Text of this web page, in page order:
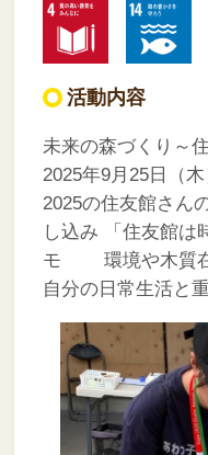
活動内容
未来の森づくり～
2025年9月25日（
2025の住友館さん
し込み 「住友館は
モ
環境や木質
自分の日常生活と